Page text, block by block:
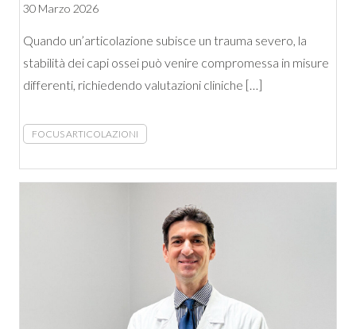
30 Marzo 2026
Quando un’articolazione subisce un trauma severo, la
stabilità dei capi ossei può venire compromessa in misure
differenti, richiedendo valutazioni cliniche […]
FOCUS ARTICOLAZIONI